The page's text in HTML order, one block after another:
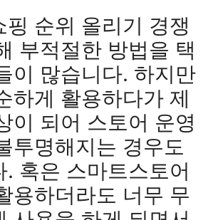
핑 순위 올리기 경쟁
부적절한 방법을 택
이 많습니다. 하지만
하게 활용하다가 제
이 되어 스토어 운영
투명해지는 경우도
. 혹은 스마트스토어
용하더라도 너무 무